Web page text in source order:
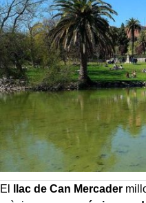
El llac de Can Mercader